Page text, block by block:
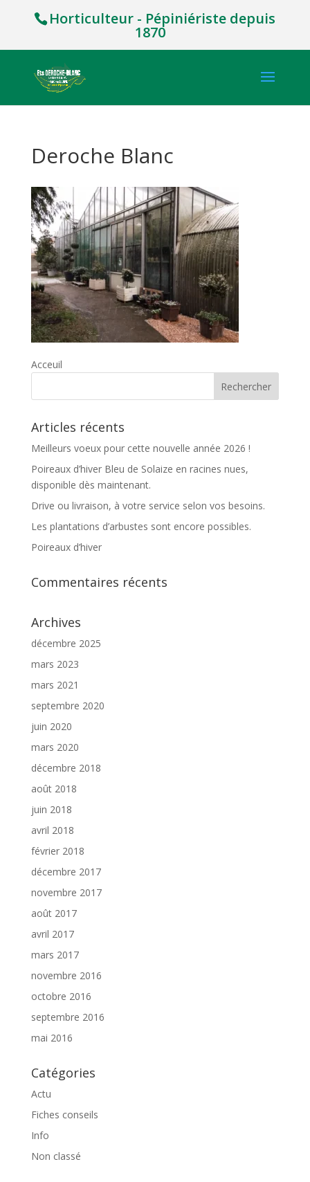
Horticulteur - Pépiniériste depuis
1870
Deroche Blanc
Acceuil
Articles récents
Meilleurs voeux pour cette nouvelle année 2026 !
Poireaux d’hiver Bleu de Solaize en racines nues,
disponible dès maintenant.
Drive ou livraison, à votre service selon vos besoins.
Les plantations d’arbustes sont encore possibles.
Poireaux d’hiver
Commentaires récents
Archives
décembre 2025
mars 2023
mars 2021
septembre 2020
juin 2020
mars 2020
décembre 2018
août 2018
juin 2018
avril 2018
février 2018
décembre 2017
novembre 2017
août 2017
avril 2017
mars 2017
novembre 2016
octobre 2016
septembre 2016
mai 2016
Catégories
Actu
Fiches conseils
Info
Non classé